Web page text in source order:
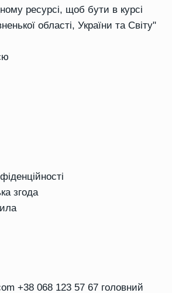
ресурсі, щоб бути в курсі
області, України та Світу"
згода
+38 068 123 57 67 головний